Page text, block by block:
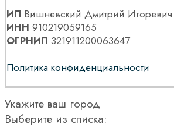
ИП Вишневский Дмитрий Игоревич
ИНН 910219059165
ОГРНИП 321911200063647
Политика конфиденциальности
Укажите ваш город
Выберите из списка: